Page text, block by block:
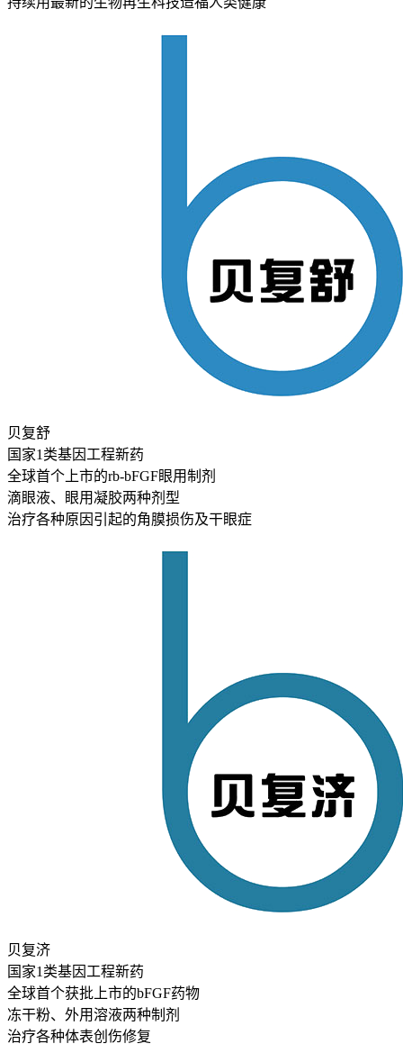
贝复舒
国家1类基因工程新药
全球首个上市的rb-bFGF眼用制剂
滴眼液、眼用凝胶两种剂型
治疗各种原因引起的角膜损伤及干眼症
贝复济
国家1类基因工程新药
全球首个获批上市的bFGF药物
冻干粉、外用溶液两种制剂
治疗各种体表创伤修复